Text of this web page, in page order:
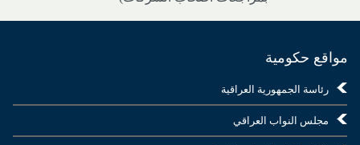
مواقع حكومية
رئاسة الجمهورية العراقية
مجلس النواب العراقي